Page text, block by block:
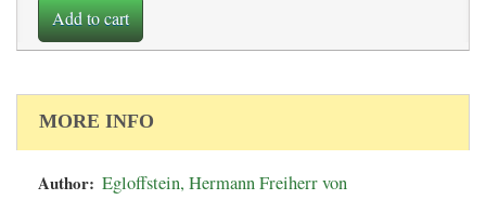
Add to cart
MORE INFO
Author: Egloffstein, Hermann Freiherr von